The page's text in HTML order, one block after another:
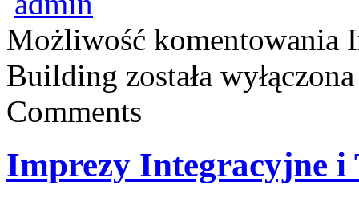
Możliwość komentowania
Building została wyłączona
Comments
Imprezy Integracyjne i